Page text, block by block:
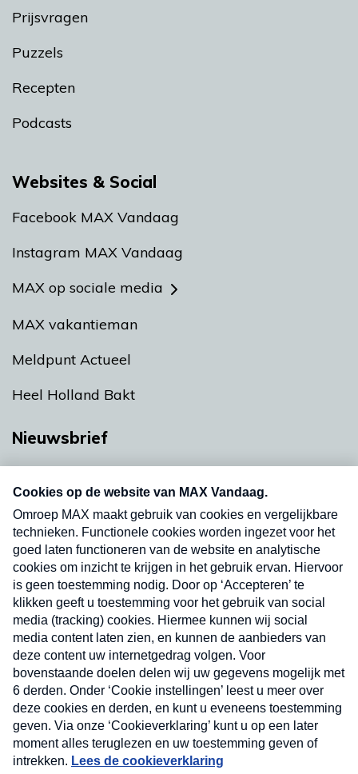
Prijsvragen
Puzzels
Recepten
Podcasts
Websites & Social
Facebook MAX Vandaag
Instagram MAX Vandaag
MAX op sociale media
MAX vakantieman
Meldpunt Actueel
Heel Holland Bakt
Nieuwsbrief
nieuwsbrief. Elke vrijdag- en dinsdagochtend in
uw mailbox.
Verzend
Nieuwsbrief
Neem hier een gratis abonnement op onze
nieuwsbrief. Elke vrijdag- en dinsdagochtend in uw